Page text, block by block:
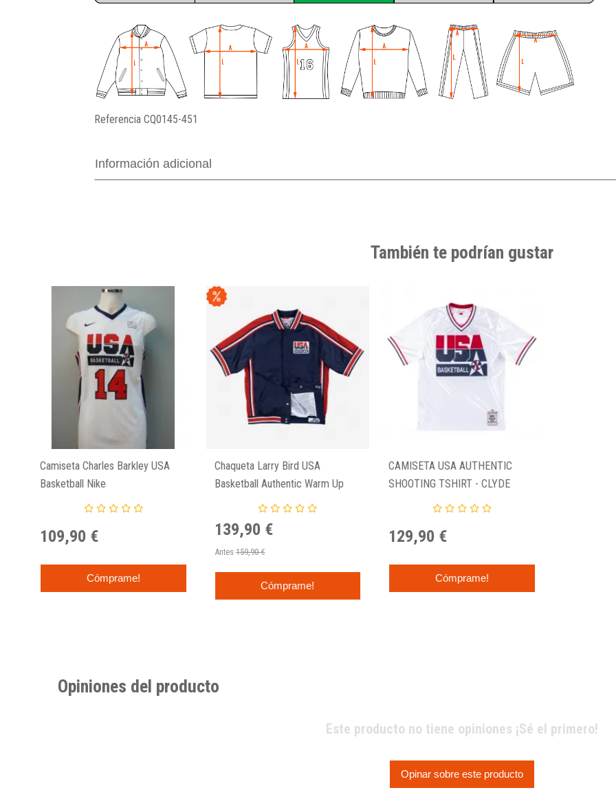
Referencia CQ0145-451
Información adicional
También te podrían gustar
Camiseta Charles Barkley USA
Basketball Nike
109,90 €
Cómprame!
Chaqueta Larry Bird USA
Basketball Authentic Warm Up
1992 - Mitchell And Ness
139,90 €
Antes 159,90 €
Cómprame!
CAMISETA USA AUTHENTIC
SHOOTING TSHIRT - CLYDE
DREXLER - DREAM TEAM.
129,90 €
Cómprame!
Opiniones del producto
Este producto no tiene opiniones ¡Sé el primero!
Opinar sobre este producto